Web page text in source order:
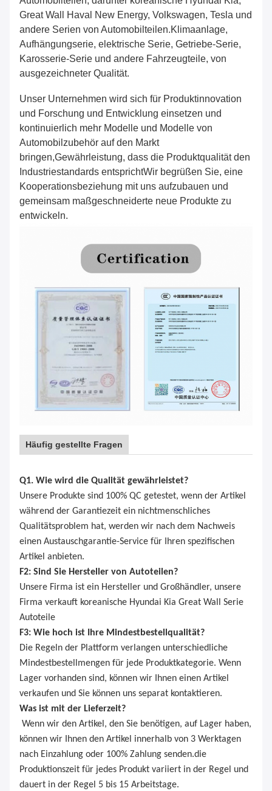
Great Wall Haval New Energy, Volkswagen, Tesla und
andere Serien von Automobilteilen.Klimaanlage,
Aufhängungserie, elektrische Serie, Getriebe-Serie,
Karosserie-Serie und andere Fahrzeugteile, von
ausgezeichneter Qualität.
Unser Unternehmen wird sich für Produktinnovation
und Forschung und Entwicklung einsetzen und
kontinuierlich mehr Modelle und Modelle von
Automobilzubehör auf den Markt
bringen,Gewährleistung, dass die Produktqualität den
Industriestandards entsprichtWir begrüßen Sie, eine
Kooperationsbeziehung mit uns aufzubauen und
gemeinsam maßgeschneiderte neue Produkte zu
entwickeln.
Häufig gestellte Fragen
Q1. Wie wird die Qualität gewährleistet?
Unsere Produkte sind 100% QC getestet, wenn der Artikel
während der Garantiezeit ein nichtmenschliches
Qualitätsproblem hat, werden wir nach dem Nachweis
einen Austauschgarantie-Service für Ihren spezifischen
Artikel anbieten.
F2: Sind Sie Hersteller von Autoteilen?
Unsere Firma ist ein Hersteller und Großhändler, unsere
Firma verkauft koreanische Hyundai Kia Great Wall Serie
Autoteile
F3: Wie hoch ist Ihre Mindestbestellqualität?
Die Regeln der Plattform verlangen unterschiedliche
Mindestbestellmengen für jede Produktkategorie. Wenn
Lager vorhanden sind, können wir Ihnen einen Artikel
verkaufen und Sie können uns separat kontaktieren.
Was ist mit der Lieferzeit?
Wenn wir den Artikel, den Sie benötigen, auf Lager haben,
können wir Ihnen den Artikel innerhalb von 3 Werktagen
nach Einzahlung oder 100% Zahlung senden.die
Produktionszeit für jedes Produkt variiert in der Regel und
dauert in der Regel 5 bis 15 Arbeitstage.